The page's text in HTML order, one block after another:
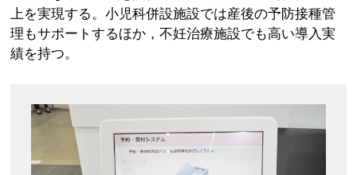
上を実現する。小児科併設施設では産後の予防接種管
理もサポートするほか，不妊治療施設でも高い導入実
績を持つ。